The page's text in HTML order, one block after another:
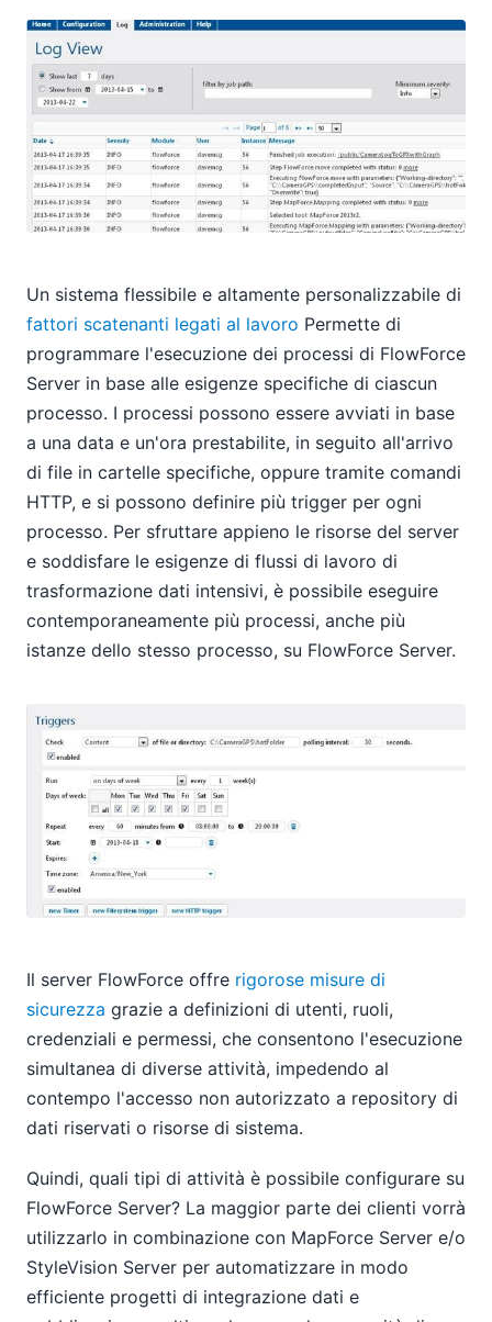
Un sistema flessibile e altamente personalizzabile di
fattori scatenanti legati al lavoro Permette di
programmare l'esecuzione dei processi di FlowForce
Server in base alle esigenze specifiche di ciascun
processo. I processi possono essere avviati in base
a una data e un'ora prestabilite, in seguito all'arrivo
di file in cartelle specifiche, oppure tramite comandi
HTTP, e si possono definire più trigger per ogni
processo. Per sfruttare appieno le risorse del server
e soddisfare le esigenze di flussi di lavoro di
trasformazione dati intensivi, è possibile eseguire
contemporaneamente più processi, anche più
istanze dello stesso processo, su FlowForce Server.
Il server FlowForce offre rigorose misure di
sicurezza grazie a definizioni di utenti, ruoli,
credenziali e permessi, che consentono l'esecuzione
simultanea di diverse attività, impedendo al
contempo l'accesso non autorizzato a repository di
dati riservati o risorse di sistema.
Quindi, quali tipi di attività è possibile configurare su
FlowForce Server? La maggior parte dei clienti vorrà
utilizzarlo in combinazione con MapForce Server e/o
StyleVision Server per automatizzare in modo
efficiente progetti di integrazione dati e